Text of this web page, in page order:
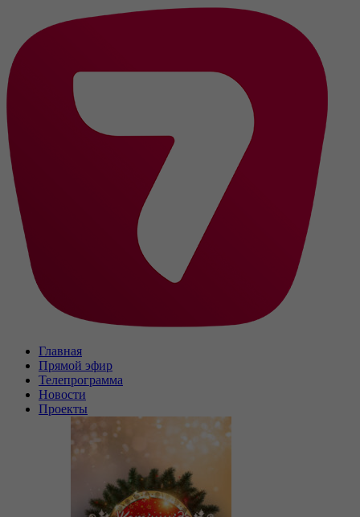
Главная
Прямой эфир
Телепрограмма
Новости
Проекты